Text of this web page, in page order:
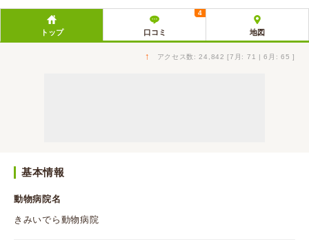
トップ 口コミ
4
地図
↑ アクセス数: 24,842 [7月: 71 | 6月: 65 ]
基本情報
動物病院名
きみいでら動物病院